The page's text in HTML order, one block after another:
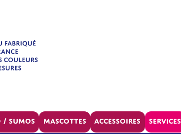
Sumos Mascottes Accessoires Services